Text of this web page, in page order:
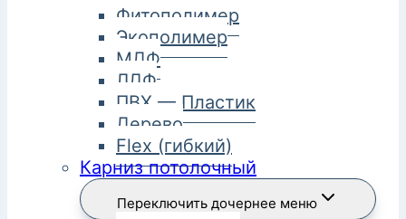
Фитополимер
Экополимер
МДФ
ЛДФ
ПВХ — Пластик
Дерево
Flex (гибкий)
Карниз потолочный
Переключить дочернее меню